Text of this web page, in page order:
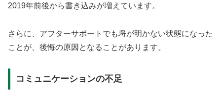
2019年前後から書き込みが増えています。
さらに、アフターサポートでも埒が明かない状態になった
ことが、後悔の原因となることがあります。
コミュニケーションの不足